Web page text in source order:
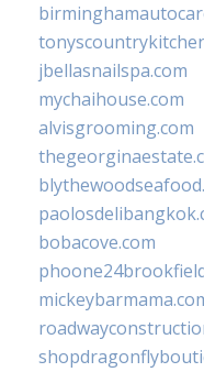
jbellasnailspa.com
mychaihouse.com
alvisgrooming.com
bobacove.com